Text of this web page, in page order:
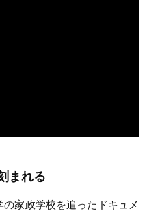
まれる
家政学校を追ったドキュメ